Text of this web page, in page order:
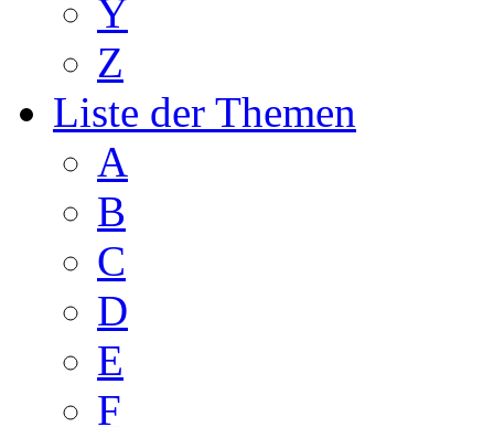
Y
Z
Liste der Themen
A
B
C
D
E
F